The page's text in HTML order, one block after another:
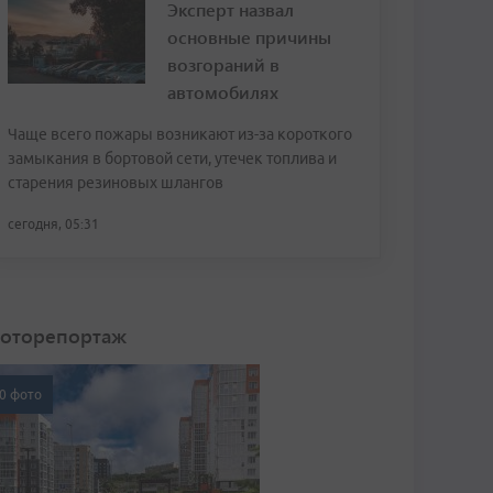
Эксперт назвал
основные причины
возгораний в
автомобилях
Чаще всего пожары возникают из-за короткого
замыкания в бортовой сети, утечек топлива и
старения резиновых шлангов
сегодня, 05:31
фото